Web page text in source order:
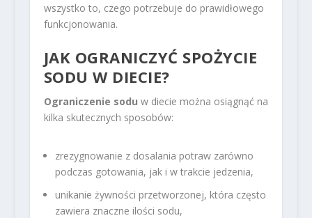
wszystko to, czego potrzebuje do prawidłowego
funkcjonowania.
JAK OGRANICZYĆ SPOŻYCIE
SODU W DIECIE?
Ograniczenie sodu w diecie można osiągnąć na
kilka skutecznych sposobów:
zrezygnowanie z dosalania potraw zarówno
podczas gotowania, jak i w trakcie jedzenia,
unikanie żywności przetworzonej, która często
zawiera znaczne ilości sodu,